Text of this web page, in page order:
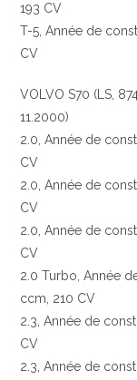
193 CV
T-5, Année de
CV
VOLVO S70 (LS,
11.2000)
2.0, Année de
CV
2.0, Année de
CV
2.0, Année de
CV
2.0 Turbo, Année
ccm, 210 CV
2.3, Année de
CV
2.3, Année de